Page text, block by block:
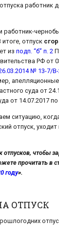
работник
работник-
отпуск
из подп. “б” п. 2
РФ от
№ 13-7/
суда от
от 14.07.2017
ситуацию,
отпуск,
отпусков, чтобы
прочитать в
году».
ОТПУСК